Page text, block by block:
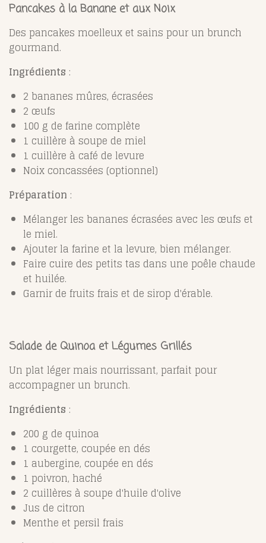
Pancakes à la Banane et aux Noix
Des pancakes moelleux et sains pour un brunch
gourmand.
Ingrédients :
2 bananes mûres, écrasées
2 œufs
100 g de farine complète
1 cuillère à soupe de miel
1 cuillère à café de levure
Noix concassées (optionnel)
Préparation :
Mélanger les bananes écrasées avec les œufs et
le miel.
Ajouter la farine et la levure, bien mélanger.
Faire cuire des petits tas dans une poêle chaude
et huilée.
Garnir de fruits frais et de sirop d'érable.
Salade de Quinoa et Légumes Grillés
Un plat léger mais nourrissant, parfait pour
accompagner un brunch.
Ingrédients :
200 g de quinoa
1 courgette, coupée en dés
1 aubergine, coupée en dés
1 poivron, haché
2 cuillères à soupe d'huile d'olive
Jus de citron
Menthe et persil frais